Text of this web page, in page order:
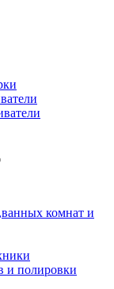
комнат и
и полировки